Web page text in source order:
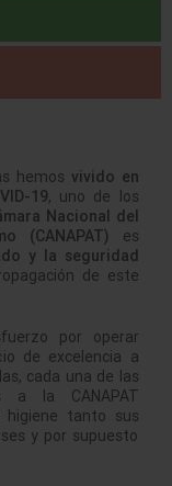
hemos vivido en
19, uno de los
Nacional del
(CANAPAT) es
y la seguridad
de este
por operar
de excelencia a
cada una de las
a la CANAPAT
higiene tanto sus
y por supuesto